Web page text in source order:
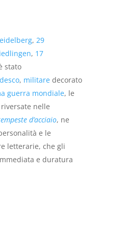
, 29
, 17
stato
, militaredecorato
guerra mondiale, le
nelle
d’acciaio, ne
e le
letterarie, che gli
e duratura